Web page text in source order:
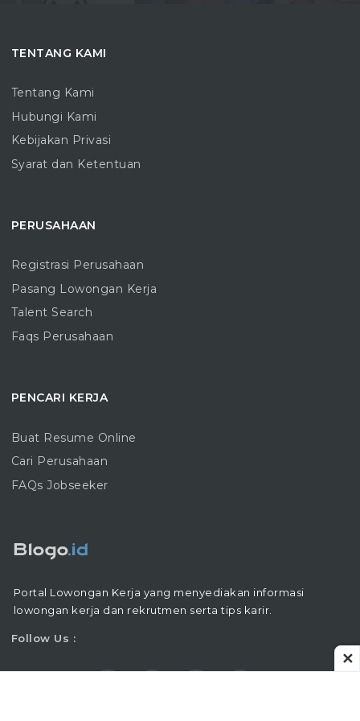
TENTANG KAMI
Tentang Kami
Hubungi Kami
Kebijakan Privasi
Syarat dan Ketentuan
PERUSAHAAN
Registrasi Perusahaan
Pasang Lowongan Kerja
Talent Search
Faqs Perusahaan
PENCARI KERJA
Buat Resume Online
Cari Perusahaan
FAQs Jobseeker
Portal Lowongan Kerja yang menyediakan informasi
lowongan kerja dan rekrutmen serta tips karir.
Follow Us :
✕